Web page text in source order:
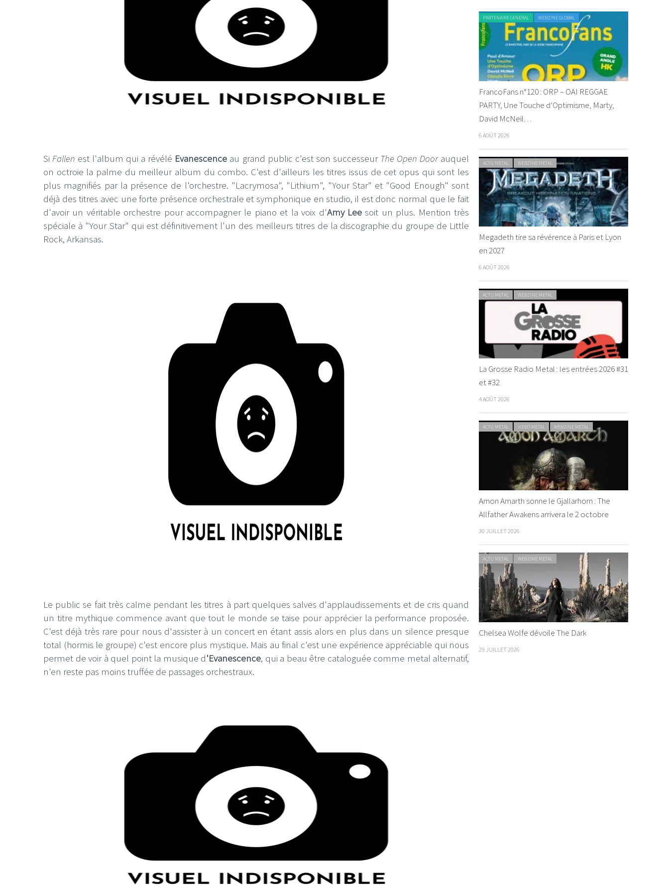
SiFallen est l'album qui a révélé Evanescence au grand public c'est son successeur The Open Doorauquel
on octroie la palme du meilleur album du combo. C'est d'ailleurs les titres issus de cet opus qui sont les
plus magnifiés par la présence de l'orchestre. "Lacrymosa", "Lithium", "Your Star" et "Good Enough" sont
déjà des titres avec une forte présence orchestrale et symphonique en studio, il est donc normal que le fait
d'avoir un véritable orchestre pour accompagner le piano et la voix d'Amy Leesoit un plus. Mention très
spéciale à "Your Star" qui est définitivement l'un des meilleurs titres de la discographie du groupe de Little
Rock, Arkansas.
Le public se fait très calme pendant les titres à part quelques salves d'applaudissements et de cris quand
un titre mythique commence avant que tout le monde se taise pour apprécier la performance proposée.
C'est déjà très rare pour nous d'assister à un concert en étant assis alors en plus dans un silence presque
total (hormis le groupe) c'est encore plus mystique. Mais au final c'est une expérience appréciable qui nous
permet de voir à quel point la musique d'Evanescence, qui a beau être cataloguée comme metal alternatif,
n'en reste pas moins truffée de passages orchestraux.
PARTENAIRE GENERAL WEBZINE GLOBAL
FrancoFans n°120 : ORP – OAI REGGAE
PARTY, Une Touche d’Optimisme, Marty,
David McNeil…
6 AOÛT 2026
ACTU METAL WEBZINE METAL
Megadeth tire sa révérence à Paris et Lyon
en 2027
6 AOÛT 2026
ACTU METAL WEBZINE METAL
La Grosse Radio Metal : les entrées 2026 #31
et #32
4 AOÛT 2026
ACTU METAL VIDEO METAL WEBZINE METAL
Amon Amarth sonne le Gjallarhorn : The
Allfather Awakens arrivera le 2 octobre
30 JUILLET 2026
ACTU METAL WEBZINE METAL
Chelsea Wolfe dévoile The Dark
29 JUILLET 2026